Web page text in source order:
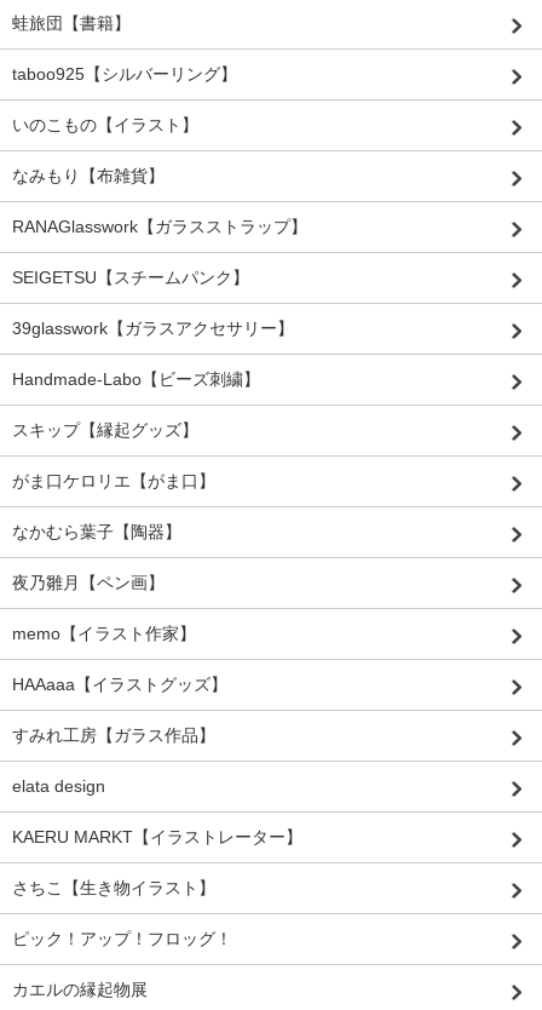
蛙旅団【書籍】
taboo925【シルバーリング】
いのこもの【イラスト】
なみもり【布雑貨】
RANAGlasswork【ガラスストラップ】
SEIGETSU【スチームパンク】
39glasswork【ガラスアクセサリー】
Handmade-Labo【ビーズ刺繍】
スキップ【縁起グッズ】
がま口ケロリエ【がま口】
なかむら葉子【陶器】
夜乃雛月【ペン画】
memo【イラスト作家】
HAAaaa【イラストグッズ】
すみれ工房【ガラス作品】
elata design
KAERU MARKT【イラストレーター】
さちこ【生き物イラスト】
ピック！アップ！フロッグ！
カエルの縁起物展